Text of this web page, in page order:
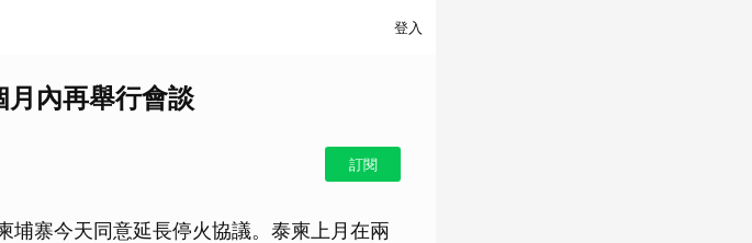
登入
內再舉行會談
訂閱
埔寨今天同意延長停火協議。泰柬上月在兩